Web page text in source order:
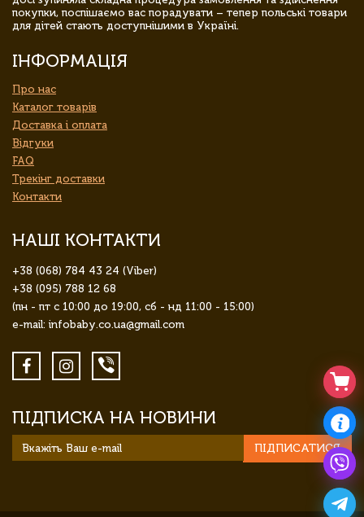
покупки, поспішаємо вас порадувати – тепер польські товари
для дітей стають доступнішими в Україні.
ІНФОРМАЦІЯ
Про нас
Каталог товарів
Доставка і оплата
Відгуки
FAQ
Трекінг доставки
Контакти
НАШІ КОНТАКТИ
+38 (068) 784 43 24 (Viber)
+38 (095) 788 12 68
(пн - пт с 10:00 до 19:00, сб - нд 11:00 - 15:00)
e-mail: infobaby.co.ua@gmail.com
ПІДПИСКА НА НОВИНИ
ПІДПИСАТИСЯ